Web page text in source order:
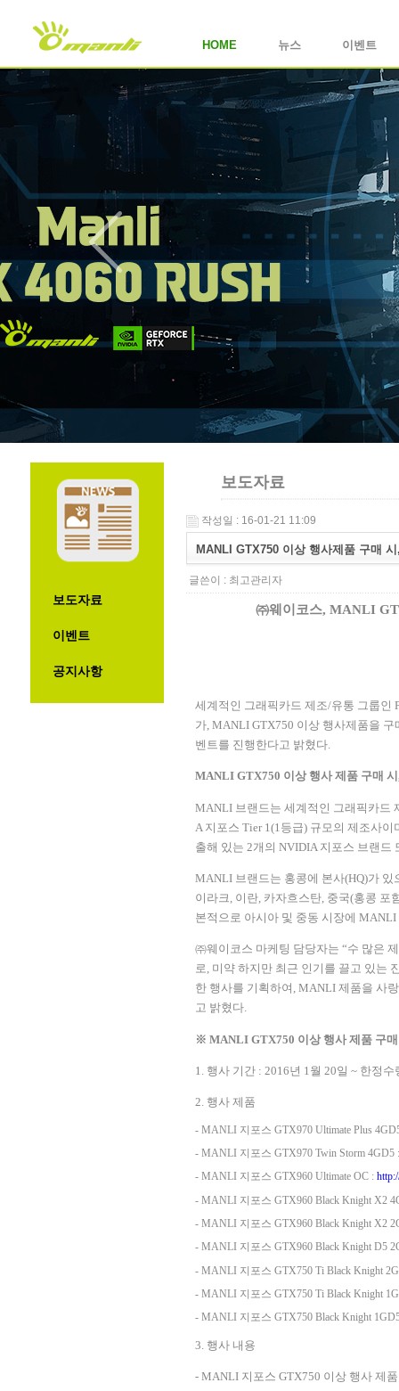
HOME 뉴스 이벤트
보도자료
이벤트
공지사항
보도자료
작성일 : 16-01-21 11:09
MANLI GTX750 이상 행사제품 구매
글쓴이 : 최고관리자
㈜웨이코스, MANLI
세계적인 그래픽카드 제조/유통 그룹인
가 , MANLI GTX750 이상 행사제품을
벤트를 진행한다고 밝혔다
MANLI GTX750 이상 행사 제품 구매 시
MANLI 브랜드는 세계적인 그래픽카드
A 지포스 Tier 1(1 등급) 규모의 제조사이
출해 있는 2개의 NVIDIA 지포스 브랜드
MANLI 브랜드는 홍콩에 본사(HQ)가 있
이라크 이란 카자흐스탄 중국(홍콩 포
본적으로 아시아 및 중동 시장에 MANLI
㈜웨이코스 마케팅 담당자는 “수 많은
로, 미약 하지만 최근 인기를 끌고 있는
한 행사를 기획하여 , MANLI 제품을 사
고 밝혔다.
※ MANLI GTX750 이상 행사 제품 구
1. 행사 기간 : 2016년 1 월 20일 ~ 한정수
2. 행사 제품
- MANLI 지포스 GTX970 Ultimate Plus
- MANLI 지포스 GTX970 Twin Storm 4GD5
- MANLI 지포스 GTX960 Ultimate OC :
- MANLI 지포스 GTX960 Black Knight X2
- MANLI 지포스 GTX960 Black Knight X2
- MANLI 지포스 GTX960 Black Knight D5
- MANLI 지포스 GTX750 Ti Black Knight
- MANLI 지포스 GTX750 Ti Black Knight
- MANLI 지포스 GTX750 Black Knight
3. 행사 내용
- MANLI 지포스 GTX750 이상 행사 제